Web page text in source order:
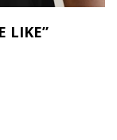
LIKE”